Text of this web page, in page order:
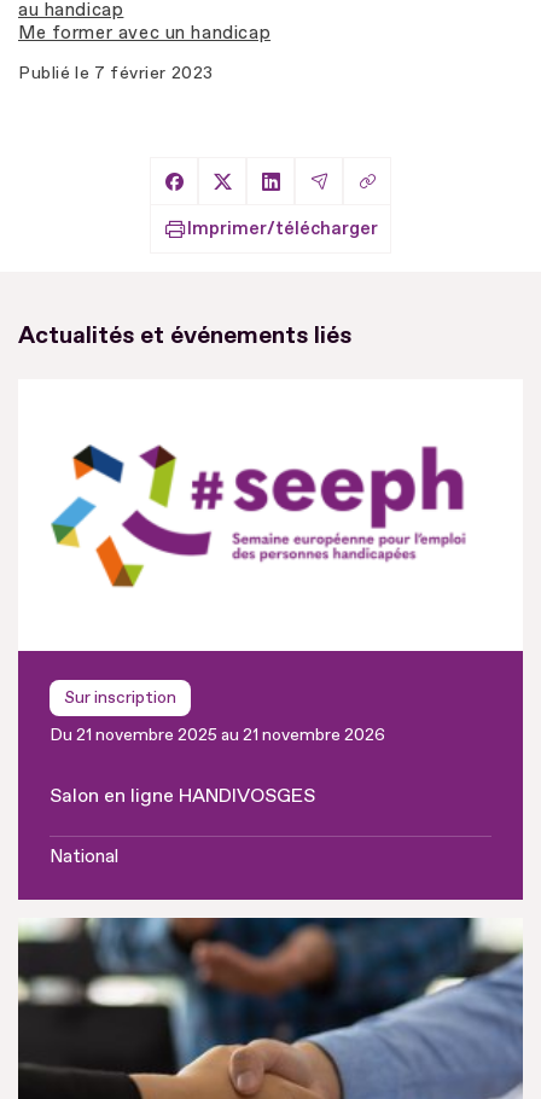
au handicap
Me former avec un handicap
Publié le 7 février 2023
Partager sur Facebook
Partager sur X
Partager sur LinkedIn
Partager par Email
Copier le lien
Imprimer/télécharger
Actualités et événements liés
Sur inscription
Du 21 novembre 2025 au 21 novembre 2026
Salon en ligne HANDIVOSGES
National